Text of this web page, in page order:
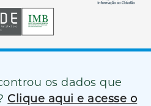
os dados que
Clique aqui e acesse o